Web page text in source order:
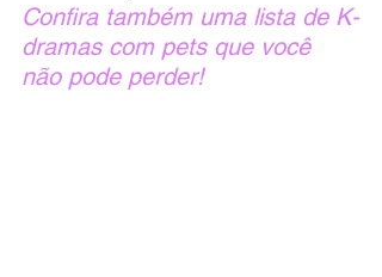
Confira também uma lista de K-
dramas com pets que você
não pode perder!